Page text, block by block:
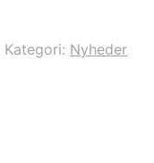
Kategori: Nyheder